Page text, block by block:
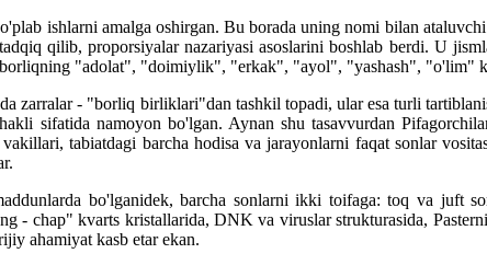
ishlarni amalga oshirgan. Bu borada uning nomi bilan
qilib, proporsiyalar nazariyasi asoslarini boshlab berdi. U
"adolat", "doimiylik", "erkak", "ayol", "yashash", "o'lim"
zarralar - "borliq birliklari"dan tashkil topadi, ular esa turli
sifatida namoyon bo'lgan. Aynan shu tasavvurdan
tabiatdagi barcha hodisa va jarayonlarni faqat sonlar
bo'lganidek, barcha sonlarni ikki toifaga: toq va juft
- chap" kvarts kristallarida, DNK va viruslar strukturasida,
ahamiyat kasb etar ekan.